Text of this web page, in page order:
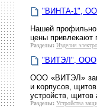
"ВИНТА-1",
Нашей
цены привлекают
Разделы: Изделия
"ВИТЭЛ", ООО
ООО «ВИТЭЛ»
и корпусов,
устройств, щитов
Разделы: Устройства